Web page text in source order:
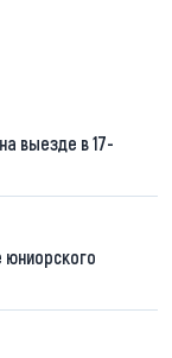
выезде в 17-
юниорского